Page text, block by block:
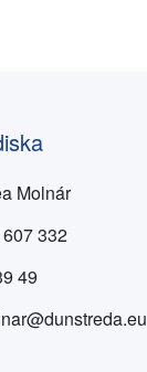
Molnár
332
49